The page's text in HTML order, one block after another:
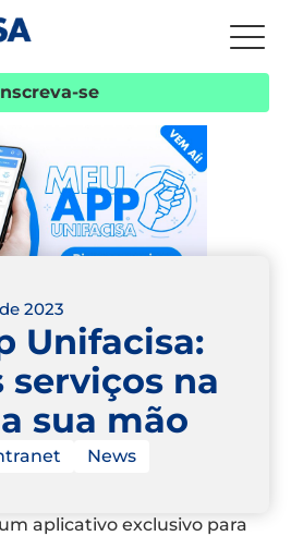
se
2023
Unifacisa:
serviços na
sua mão
News
aplicativo exclusivo para